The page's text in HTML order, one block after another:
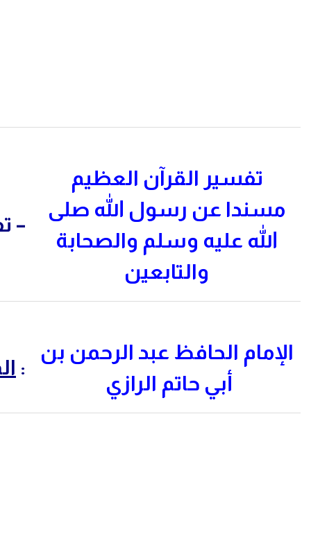
تفسير القرآن العظيم
مسندا عن رسول الله صلى
الله عليه وسلم والصحابة
والتابعين
–
الإمام الحافظ عبد الرحمن بن
أبي حاتم الرازي
: